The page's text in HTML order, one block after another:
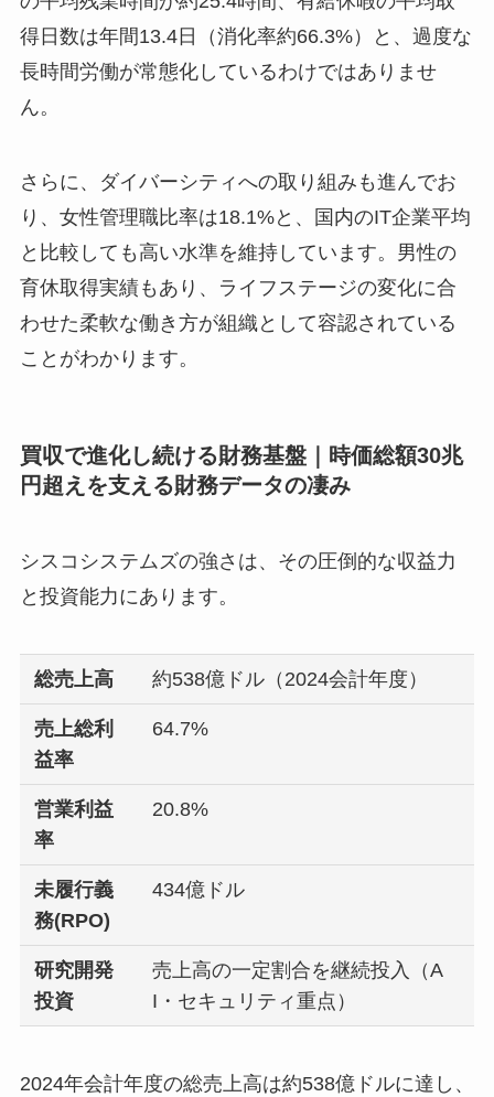
得日数は年間13.4日（消化率約66.3%）と、過度な
長時間労働が常態化しているわけではありませ
ん。
さらに、ダイバーシティへの取り組みも進んでお
り、女性管理職比率は18.1%と、国内のIT企業平均
と比較しても高い水準を維持しています。男性の
育休取得実績もあり、ライフステージの変化に合
わせた柔軟な働き方が組織として容認されている
ことがわかります。
買収で進化し続ける財務基盤｜時価総額30兆
円超えを支える財務データの凄み
シスコシステムズの強さは、その圧倒的な収益力
と投資能力にあります。
総売上高 約538億ドル（2024会計年度）
売上総利
益率
64.7%
営業利益
率
20.8%
未履行義
務(RPO)
434億ドル
研究開発
投資
売上高の一定割合を継続投入（A
I・セキュリティ重点）
2024年会計年度の総売上高は約538億ドルに達し、